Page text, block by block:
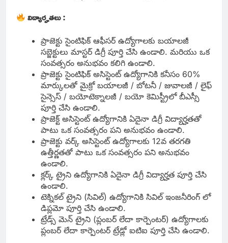
విద్యార్హతలు :
ప్రాజెక్టు సైంటిఫిక్ ఆఫీసర్ ఉద్యోగాలకు బయాలజీ
సబ్జెక్టులు మాస్టర్ డిగ్రీ పూర్తి చేసి ఉండాలి. మరియు ఒక
సంవత్సరం అనుభవం కలిగి ఉండాలి.
ప్రాజెక్టు సైంటిఫిక్ అసిస్టెంట్ ఉద్యోగానికి కనీసం 60%
మార్కులతో మైక్రో బయాలజీ / బోటనీ / జువాలజీ / లైఫ్
సైన్సెస్ / బయోటెక్నాలజీ / బయో కెమిస్ట్రీలో బీఎస్సీ
పూర్తి చేసి ఉండాలి.
ప్రాజెక్ట్ అసిస్టెంట్ ఉద్యోగానికి ఏదైనా డిగ్రీ విద్యార్హతతో
పాటు ఒక సంవత్సరం పని అనుభవం ఉండాలి.
ప్రాజెక్టు వర్క్ అసిస్టెంట్ ఉద్యోగాలకు 12వ తరగతి
ఉత్తీర్ణతతో పాటు ఒక సంవత్సరం పని అనుభవం
ఉండాలి.
క్లర్క్ ట్రైని ఉద్యోగానికి ఏదైనా డిగ్రీ విద్యార్హత పూర్తి చేసి
ఉండాలి.
టెక్నికల్ ట్రైని (సివిల్) ఉద్యోగానికి సివిల్ ఇంజనీరింగ్ లో
డిప్లమో పూర్తి చేసి ఉండాలి.
ట్రేడ్స్ మెన్ ట్రైని (ప్లంబర్ లేదా కార్పెంటర్) ఉద్యోగాలకు
ప్లంబర్ లేదా కార్పెంటర్ ట్రేడ్లో ఐటిఐ పూర్తి చేసి ఉండాలి.